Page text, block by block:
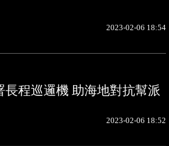
2023-02-06 18:54
程巡邏機 助海地對抗幫派
2023-02-06 18:52